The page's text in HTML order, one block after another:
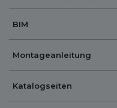
BIM
Montageanleitung
Katalogseiten